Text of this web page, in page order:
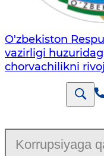
O'zbekiston
vazirligi
chorvachilikni
Korrupsiyaga